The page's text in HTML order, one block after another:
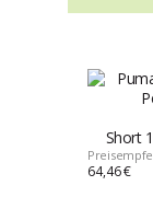
Short
64,46 €